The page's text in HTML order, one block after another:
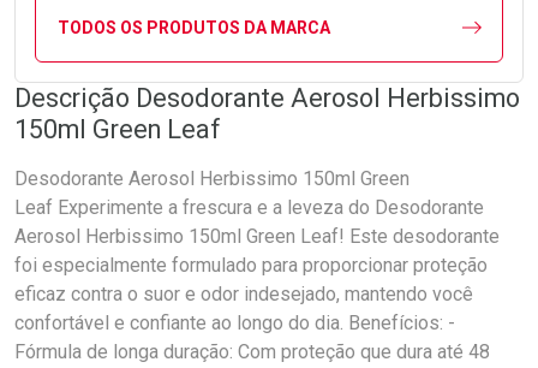
TODOS OS PRODUTOS DA MARCA
Descrição Desodorante Aerosol Herbissimo
150ml Green Leaf
Desodorante Aerosol Herbissimo 150ml Green
Leaf Experimente a frescura e a leveza do Desodorante
Aerosol Herbissimo 150ml Green Leaf! Este desodorante
foi especialmente formulado para proporcionar proteção
eficaz contra o suor e odor indesejado, mantendo você
confortável e confiante ao longo do dia. Benefícios: -
Fórmula de longa duração: Com proteção que dura até 48